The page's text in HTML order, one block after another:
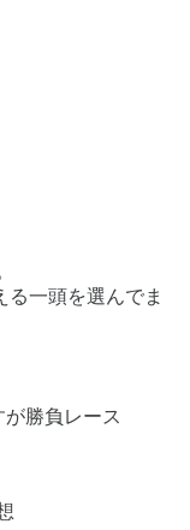
一頭を選んでま
勝負レース